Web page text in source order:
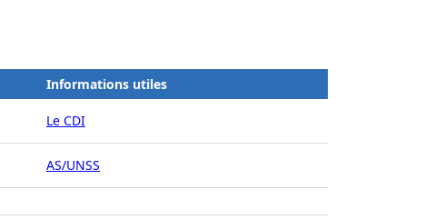
Informations utiles
Le CDI
AS/UNSS